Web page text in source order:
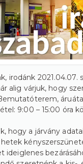
irodánk 2021.04.07.
alig várjuk, hogy
9:00 – 15:00 óra
hogy a járvány
ideiglenes